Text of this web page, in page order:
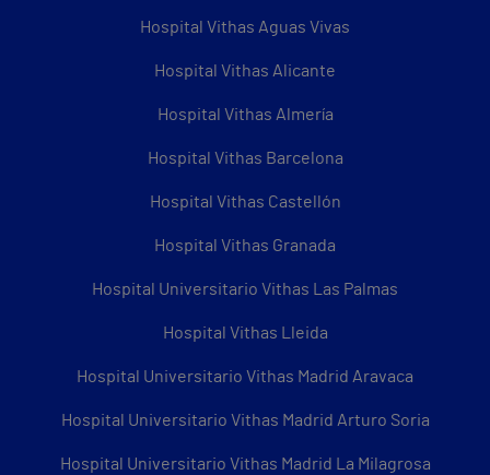
Hospital Vithas Aguas Vivas
Hospital Vithas Alicante
Hospital Vithas Almería
Hospital Vithas Barcelona
Hospital Vithas Castellón
Hospital Vithas Granada
Hospital Universitario Vithas Las Palmas
Hospital Vithas Lleida
Hospital Universitario Vithas Madrid Aravaca
Hospital Universitario Vithas Madrid Arturo Soria
Hospital Universitario Vithas Madrid La Milagrosa